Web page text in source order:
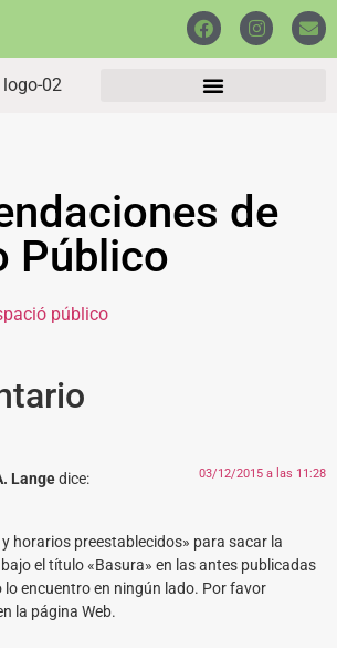
de
Público
Langedice: 03/12/2015 a las 11:28
horarios preestablecidos» para sacar la
el título «Basura» en las antes publicadas
lo encuentro en ningún lado. Por favor
la página Web.